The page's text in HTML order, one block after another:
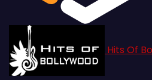
Hits Of